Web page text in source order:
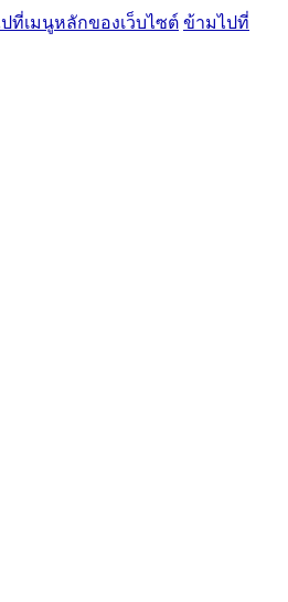
ที่เมนูหลักของเว็บไซต์ ข้ามไปที่